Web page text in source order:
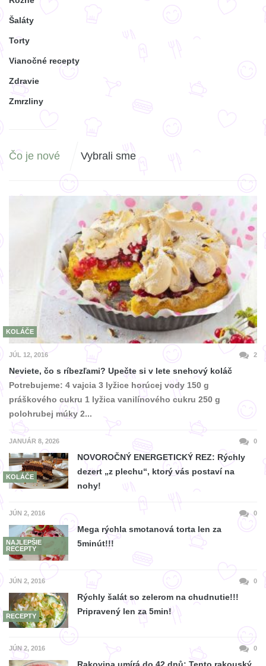
Šaláty
Torty
Vianočné recepty
Zdravie
Zmrzliny
Čo je nové Vybrali sme
KOLÁČE
JÚL 12, 2016 2
Neviete, čo s ríbezľami? Upečte si v lete snehový koláč
Potrebujeme: 4 vajcia 3 lyžice horúcej vody 150 g
práškového cukru 1 lyžica vanilínového cukru 250 g
polohrubej múky 2...
JANUÁR 8, 2026 0
KOLÁČE
NOVOROČNÝ ENERGETICKÝ REZ: Rýchly
dezert „z plechu“, ktorý vás postaví na
nohy!
JÚN 2, 2016 0
NAJLEPŠIE
RECEPTY
Mega rýchla smotanová torta len za
5minút!!!
JÚN 2, 2016 0
RECEPTY
Rýchly šalát so zelerom na chudnutie!!!
Pripravený len za 5min!
JÚN 2, 2016 0